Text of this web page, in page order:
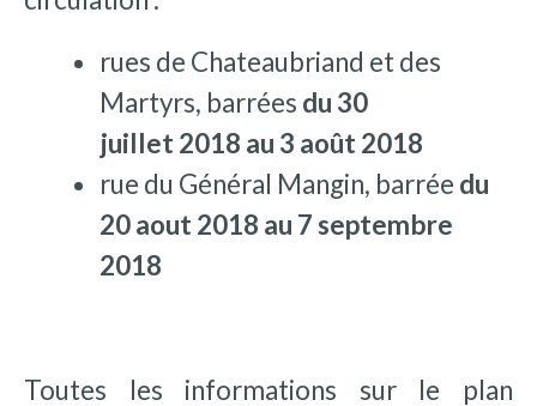
rues de Chateaubriand et des
Martyrs, barrées du 30
juillet 2018 au 3 août 2018
rue du Général Mangin, barrée du
20 aout 2018 au 7 septembre
2018
Toutes les informations sur le plan